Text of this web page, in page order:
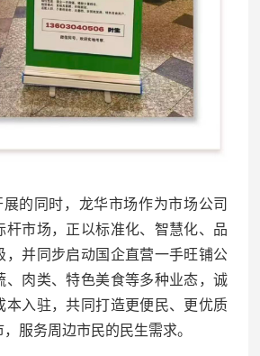
的同时，龙华市场作为市场公司
杆市场，正以标准化、智慧化、品
，并同步启动国企直营一手旺铺公
、肉类、特色美食等多种业态，诚
本入驻，共同打造更便民、更优质
服务周边市民的民生需求。